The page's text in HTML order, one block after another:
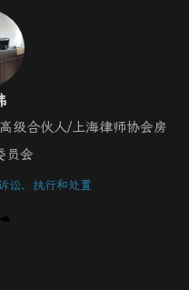
级合伙人/上海律师协会房
员会
讼、执行和处置